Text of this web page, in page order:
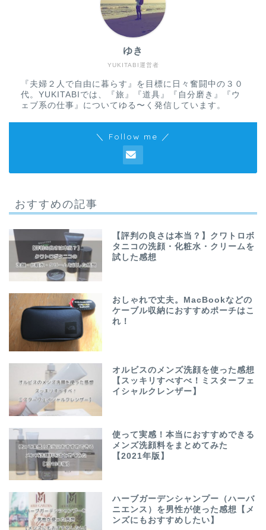
YUKITABI運営者
ゆき
『夫婦２人で自由に暮らす』を目標に日々奮闘中の３０
代。YUKITABIでは、『旅』『道具』『自分磨き』『ウ
ェブ系の仕事』についてゆる〜く発信しています。
＼ Follow me ／
おすすめの記事
【評判の良さは本当？】クワトロボ
タニコの洗顔・化粧水・クリームを
試した感想
おしゃれで丈夫。MacBookなどの
ケーブル収納におすすめポーチはこ
れ！
オルビスのメンズ洗顔を使った感想
【スッキリすべすべ！ミスターフェ
イシャルクレンザー】
使って実感！本当におすすめできる
メンズ洗顔料をまとめてみた
【2021年版】
ハーブガーデンシャンプー（ハーバ
ニエンス）を男性が使った感想【メ
ンズにもおすすめしたい】